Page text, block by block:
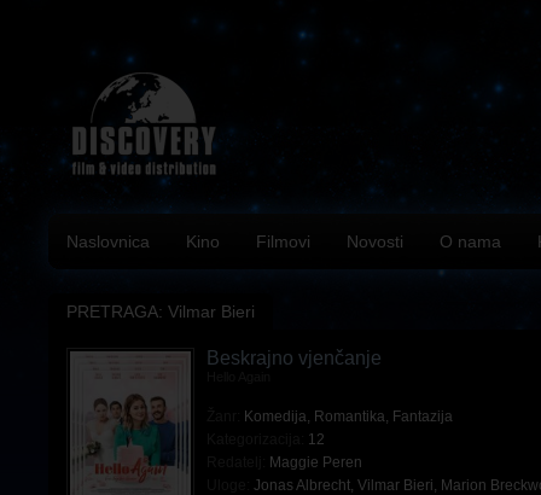
Naslovnica Kino Filmovi Novosti O nama
PRETRAGA: Vilmar Bieri
Beskrajno vjenčanje
Komedija, Romantika, Fantazija
12
Maggie Peren
Jonas Albrecht, Vilmar Bieri, Marion